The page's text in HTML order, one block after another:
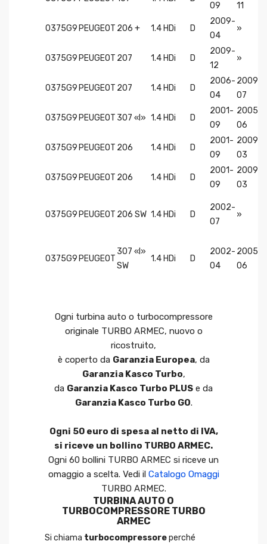
09 11
0375G9 PEUGEOT 206 + 1.4 HDi D
2009-
04
»
0375G9 PEUGEOT 207 1.4 HDi D
2009-
12
»
0375G9 PEUGEOT 207 1.4 HDi D
2006-
04
2009-
07
0375G9 PEUGEOT 307 «I» 1.4 HDi D
2001-
09
2005-
06
0375G9 PEUGEOT 206 1.4 HDi D
2001-
09
2009-
03
0375G9 PEUGEOT 206 1.4 HDi D
2001-
09
2009-
03
0375G9 PEUGEOT 206 SW 1.4 HDi D
2002-
07
»
0375G9 PEUGEOT
307 «I»
SW
1.4 HDi D
2002-
04
2005-
06
Ogni turbina auto o turbocompressore
originale TURBO ARMEC, nuovo o
ricostruito,
è coperto da Garanzia Europea, da
Garanzia Kasco Turbo,
da Garanzia Kasco Turbo PLUS e da
Garanzia Kasco Turbo GO.
Ogni 50 euro di spesa al netto di IVA,
si riceve un bollino TURBO ARMEC.
Ogni 60 bollini TURBO ARMEC si riceve un
omaggio a scelta. Vedi il Catalogo Omaggi
TURBO ARMEC.
TURBINA AUTO O
TURBOCOMPRESSORE TURBO
ARMEC
Si chiama turbocompressoreperché